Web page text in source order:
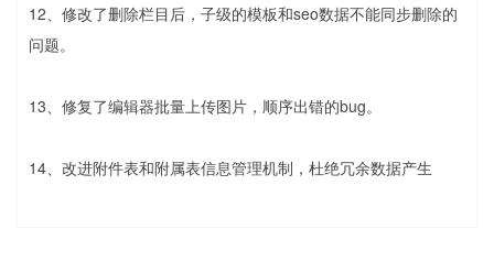
12、修改了删除栏目后，子级的模板和seo数据不能同步删除的
问题。
13、修复了编辑器批量上传图片，顺序出错的bug。
14、改进附件表和附属表信息管理机制，杜绝冗余数据产生